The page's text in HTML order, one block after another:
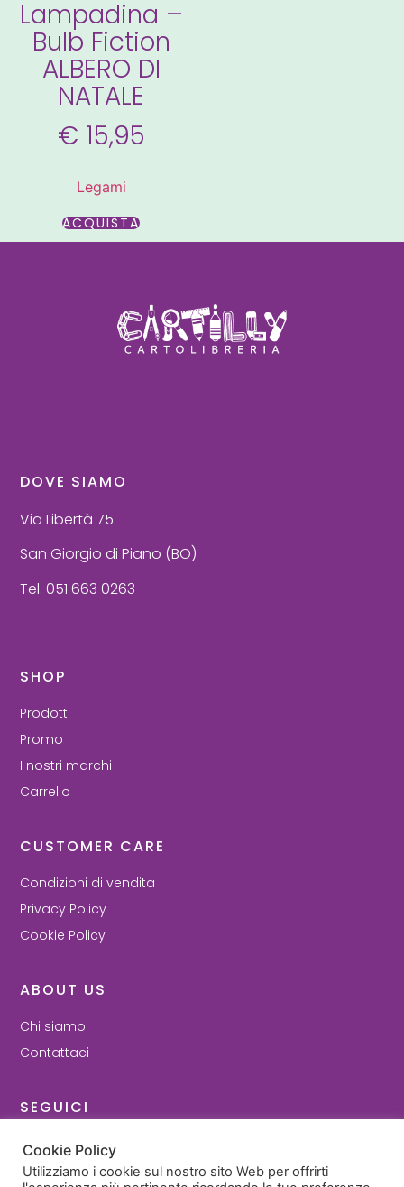
Lampadina –
Bulb Fiction
ALBERO DI
NATALE
€ 15,95
Legami
ACQUISTA
DOVE SIAMO
Via Libertà 75
San Giorgio di Piano (BO)
Tel. 051 663 0263
SHOP
Prodotti
Promo
I nostri marchi
Carrello
CUSTOMER CARE
Condizioni di vendita
Privacy Policy
Cookie Policy
ABOUT US
Chi siamo
Contattaci
SEGUICI
Facebook
Instagram
Cookie Policy
Utilizziamo i cookie sul nostro sito Web per offrirti